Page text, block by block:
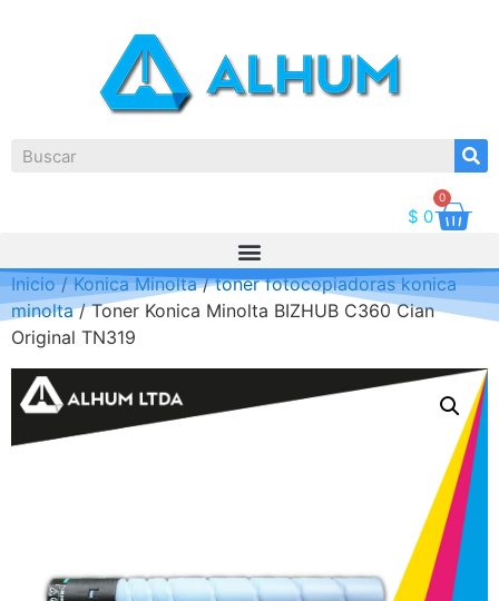
$ 0
0
Inicio/Konica Minolta/toner fotocopiadoras konica
minolta/ Toner Konica Minolta BIZHUB C360 Cian
Original TN319